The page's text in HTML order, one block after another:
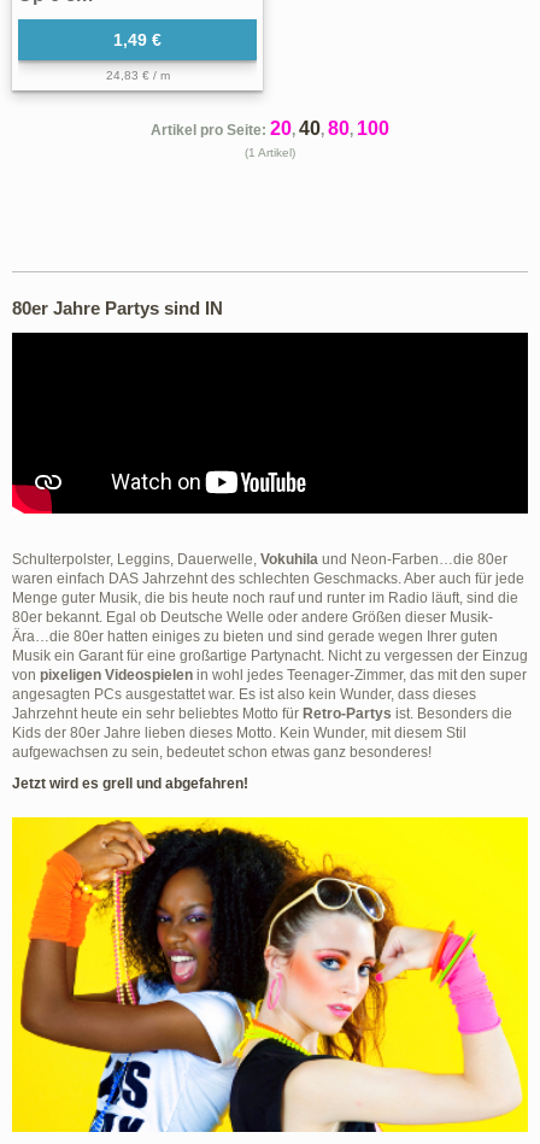
1,49 €
24,83 € / m
Artikel pro Seite: 20, 40, 80, 100
(1 Artikel)
80er Jahre Partys sind IN
Schulterpolster, Leggins, Dauerwelle, Vokuhila und Neon-Farben…die 80er
waren einfach DAS Jahrzehnt des schlechten Geschmacks. Aber auch für jede
Menge guter Musik, die bis heute noch rauf und runter im Radio läuft, sind die
80er bekannt. Egal ob Deutsche Welle oder andere Größen dieser Musik-
Ära…die 80er hatten einiges zu bieten und sind gerade wegen Ihrer guten
Musik ein Garant für eine großartige Partynacht. Nicht zu vergessen der Einzug
von pixeligen Videospielen in wohl jedes Teenager-Zimmer, das mit den super
angesagten PCs ausgestattet war. Es ist also kein Wunder, dass dieses
Jahrzehnt heute ein sehr beliebtes Motto für Retro-Partys ist. Besonders die
Kids der 80er Jahre lieben dieses Motto. Kein Wunder, mit diesem Stil
aufgewachsen zu sein, bedeutet schon etwas ganz besonderes!
Jetzt wird es grell und abgefahren!